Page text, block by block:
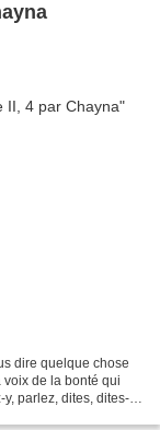
dire quelque chose
voix de la bonté qui
parlez, dites, dites-